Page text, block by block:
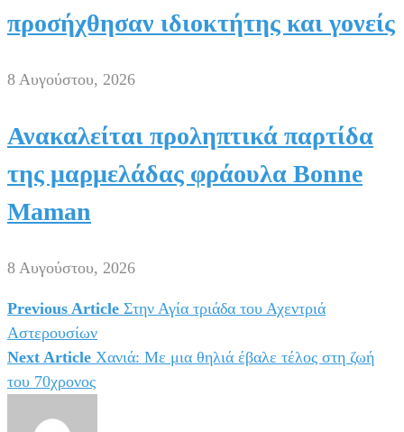
προσήχθησαν ιδιοκτήτης και γονείς
8 Αυγούστου, 2026
Ανακαλείται προληπτικά παρτίδα
της μαρμελάδας φράουλα Bonne
Maman
8 Αυγούστου, 2026
Πλοήγηση
άρθρων
Previous Article Στην Αγία τριάδα του Αχεντριά
Αστερουσίων
Next Article Χανιά: Με μια θηλιά έβαλε τέλος στη ζωή
του 70χρονος